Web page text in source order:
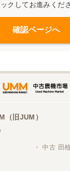
クしてお進みくだ
（旧JUM）
・ 中古 田